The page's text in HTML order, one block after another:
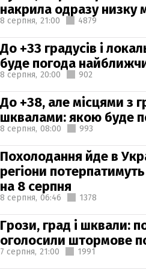
накрила одразу низку
8 серпня, 21:00 4879
До +33 градусів і
буде погода
8 серпня, 20:00 902
До +38, але місцями з
шквалами: якою буде
8 серпня, 08:00 993
Похолодання йде в
регіони
на 8 серпня
8 серпня, 06:46 1378
Грози, град і шквали:
оголосили штормове
7 серпня, 21:00 1991